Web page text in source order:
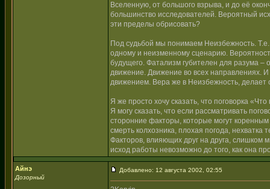
Вселенную, от большого взрыва, и до её
большинство исследователей. Вероятный
эти пределы обрисовать?
Под судьбой мы понимаем Неизбежность.
одному и неизменному сценарию.
будущего. Фатализм губителен для разума –
движение. Движение во всех направлениях.
движением. Вера же в Неизбежность, делает
Я же просто хочу сказать, что поговорка
Я могу сказать, что если рассматривать
сторонние факторы, которые могут
смерть колхозника, плохая погода, нехватка
Факторов, влияющих друг на друга, слишком
исход работы невозможно до того, как она
Айнэ
Дозорный
Добавлено: 12 августа 2002, 02:55